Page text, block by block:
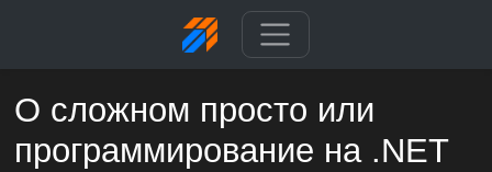
О сложном просто или
программирование на .NET